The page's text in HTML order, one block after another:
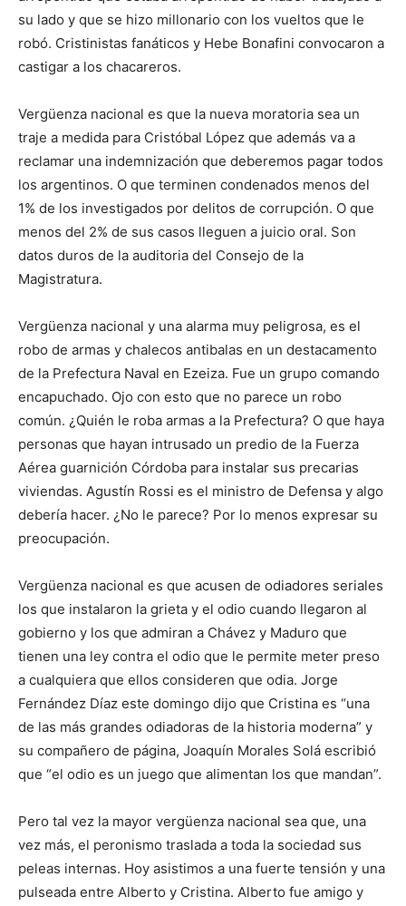
su lado y que se hizo millonario con los vueltos que le
robó. Cristinistas fanáticos y Hebe Bonafini convocaron a
castigar a los chacareros.
Vergüenza nacional es que la nueva moratoria sea un
traje a medida para Cristóbal López que además va a
reclamar una indemnización que deberemos pagar todos
los argentinos. O que terminen condenados menos del
1% de los investigados por delitos de corrupción. O que
menos del 2% de sus casos lleguen a juicio oral. Son
datos duros de la auditoria del Consejo de la
Magistratura.
Vergüenza nacional y una alarma muy peligrosa, es el
robo de armas y chalecos antibalas en un destacamento
de la Prefectura Naval en Ezeiza. Fue un grupo comando
encapuchado. Ojo con esto que no parece un robo
común. ¿Quién le roba armas a la Prefectura? O que haya
personas que hayan intrusado un predio de la Fuerza
Aérea guarnición Córdoba para instalar sus precarias
viviendas. Agustín Rossi es el ministro de Defensa y algo
debería hacer. ¿No le parece? Por lo menos expresar su
preocupación.
Vergüenza nacional es que acusen de odiadores seriales
los que instalaron la grieta y el odio cuando llegaron al
gobierno y los que admiran a Chávez y Maduro que
tienen una ley contra el odio que le permite meter preso
a cualquiera que ellos consideren que odia. Jorge
Fernández Díaz este domingo dijo que Cristina es “una
de las más grandes odiadoras de la historia moderna” y
su compañero de página, Joaquín Morales Solá escribió
que “el odio es un juego que alimentan los que mandan”.
Pero tal vez la mayor vergüenza nacional sea que, una
vez más, el peronismo traslada a toda la sociedad sus
peleas internas. Hoy asistimos a una fuerte tensión y una
pulseada entre Alberto y Cristina. Alberto fue amigo y